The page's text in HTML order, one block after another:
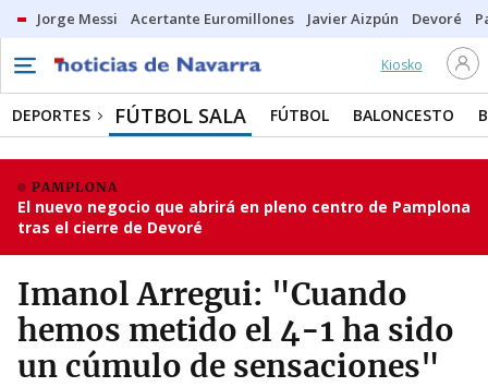
Jorge Messi Acertante Euromillones Javier Aizpún Devoré
Kiosko
DEPORTES FÚTBOL SALA FÚTBOL BALONCESTO
PAMPLONA
El nuevo negocio que abrirá en pleno centro de Pamplona
tras el cierre de Devoré
Imanol Arregui: "Cuando
hemos metido el 4-1 ha sido
un cúmulo de sensaciones"